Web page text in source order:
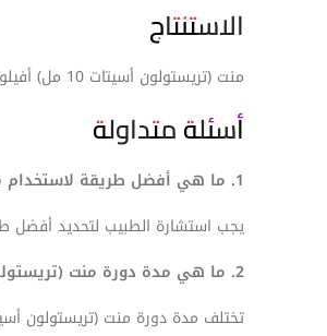
الاستنتاج
منت (تريستولون أسيتات 10 مل) أفيلون فارما هو دواء فعال لزيادة كتلة العضلات والقوة. ومع ذلك، فإنه يأتي مع بعض الآثار الجانبية الخطيرة التي يجب مراعاتها.
أسئلة متداولة
1. ما هي أفضل طريقة لاستخدام منت أو تريستولون أسيتات 10 مل؟
يجب استشارة الطبيب لتحديد أفضل طريقة
2. ما هي مدة دورة منت (تريستولون أسيتات 10 مل) ؟
تختلف مدة دورة منت (تريستولون أسيتات 10 مل) اعتمادًا على احتياجات الفرد